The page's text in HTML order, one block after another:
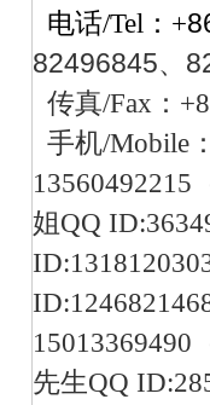
电话/Tel：+
82496845、
传真/Fax ：
手机/Mobile
13560492215
姐QQ
15013369490
先生QQ